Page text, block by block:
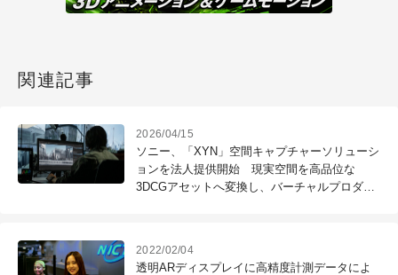
関連記事
2026/04/15
ソニー、「XYN」空間キャプチャーソリューシ
ョンを法人提供開始 現実空間を高品位な
3DCGアセットへ変換し、バーチャルプロダク
2022/02/04
透明ARディスプレイに高精度計測データによ